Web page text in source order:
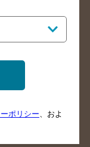
ー検索
ー検索
ー検索
ー検索
ポリシー 、およ